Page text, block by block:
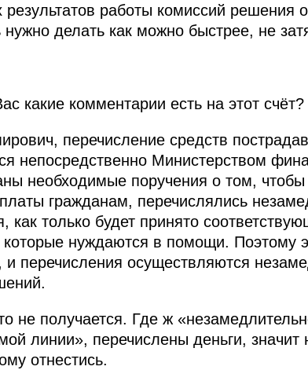
работы комиссий решения
делать как можно быстрее, не
какие комментарии есть на этот счёт?
перечисление средств
непосредственно Министерством
необходимые поручения о том,
гражданам, перечислялись
как только будет принято
нуждаются в помощи. Поэтому
перечисления осуществляются
не получается. Где ж
линии», перечислены деньги, значит
отнестись.